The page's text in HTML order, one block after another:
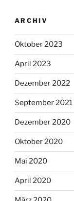
ARCHIV
Oktober 2023
April 2023
Dezember 2022
September 2021
Dezember 2020
Oktober 2020
Mai 2020
April 2020